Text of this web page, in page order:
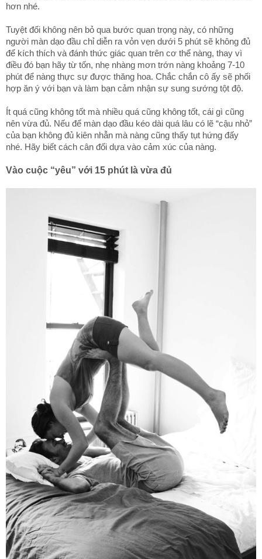
hơn nhé.
Tuyệt đối không nên bỏ qua bước quan trọng này, có những
người màn dạo đầu chỉ diễn ra vỏn vẹn dưới 5 phút sẽ không đủ
để kích thích và đánh thức giác quan trên cơ thể nàng, thay vì
điều đó bạn hãy từ tốn, nhẹ nhàng mơn trớn nàng khoảng 7-10
phút để nàng thực sự được thăng hoa. Chắc chắn cô ấy sẽ phối
hợp ăn ý với bạn và làm bạn cảm nhận sự sung sướng tột độ.
Ít quá cũng không tốt mà nhiều quá cũng không tốt, cái gì cũng
nên vừa đủ. Nếu để màn dạo đầu kéo dài quá lâu có lẽ “cậu nhỏ”
của bạn không đủ kiên nhẫn mà nàng cũng thấy tụt hứng đấy
nhé. Hãy biết cách cân đối dựa vào cảm xúc của nàng.
Vào cuộc “yêu” với 15 phút là vừa đủ